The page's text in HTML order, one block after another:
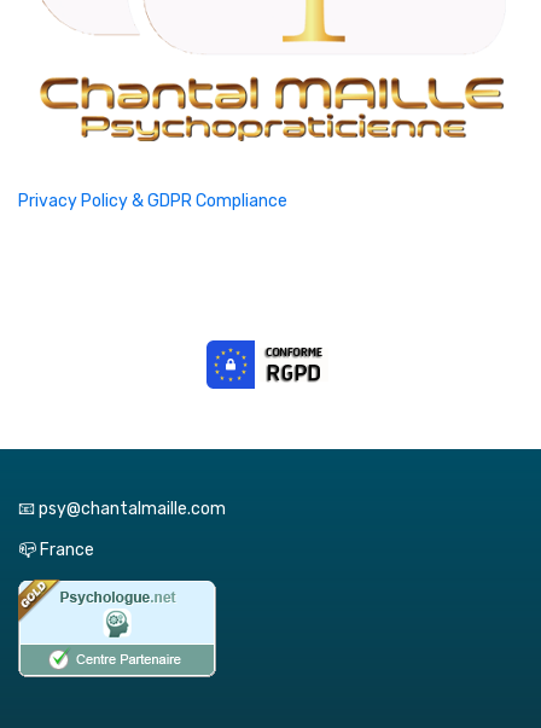
Privacy Policy & GDPR Compliance
📧 psy@chantalmaille.com
📪 France